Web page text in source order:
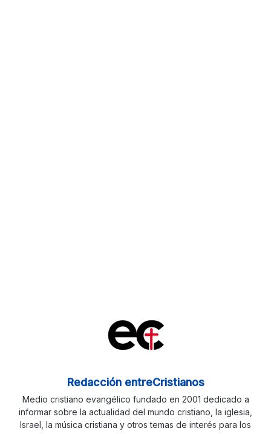
Redacción entreCristianos
Medio cristiano evangélico fundado en 2001 dedicado a
informar sobre la actualidad del mundo cristiano, la iglesia,
Israel, la música cristiana y otros temas de interés para los